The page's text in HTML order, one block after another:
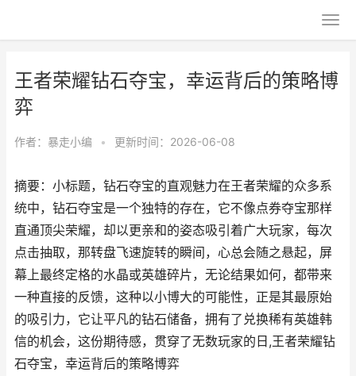
王者荣耀钻石夺宝，幸运背后的策略博
弈
作者： 暴走小编 • 更新时间：2026-06-08
摘要：小标题，钻石夺宝的直观魅力在王者荣耀的众多系
统中，钻石夺宝是一个独特的存在，它不像点券夺宝那样
直通顶尖荣耀，却以更亲和的姿态吸引着广大玩家，每次
点击抽取，那转盘飞速旋转的瞬间，心总会随之悬起，屏
幕上最终定格的水晶或英雄碎片，无论结果如何，都带来
一种直接的反馈，这种以小博大的可能性，正是其最原始
的吸引力，它让平凡的钻石储备，拥有了兑换稀有英雄韩
信的机会，这份期待感，贯穿了无数玩家的日,王者荣耀钻
石夺宝，幸运背后的策略博弈